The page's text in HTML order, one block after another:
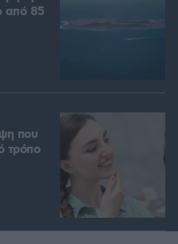
από 85
που
τρόπο